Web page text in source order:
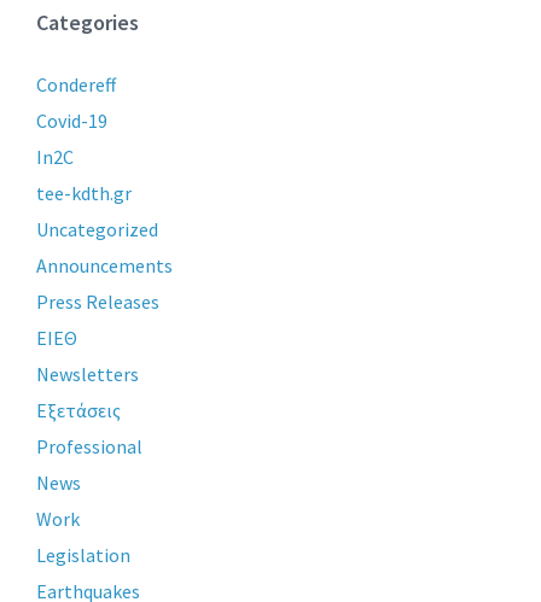
Categories
Condereff
Covid-19
In2C
tee-kdth.gr
Uncategorized
Announcements
Press Releases
ΕΙΕΘ
Newsletters
Εξετάσεις
Professional
News
Work
Legislation
Earthquakes